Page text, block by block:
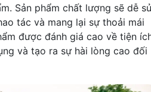
Sản phẩm chất lượng sẽ dễ
tác và mang lại sự thoải mái
được đánh giá cao về tiện
và tạo ra sự hài lòng cao đối